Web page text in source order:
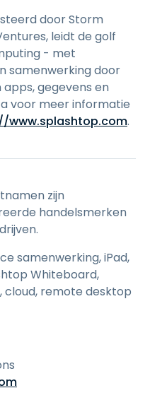
door Storm
leidt de golf
- met
samenwerking door
gegevens en
voor meer informatie
www.splashtop.com.
zijn
handelsmerken
samenwerking, iPad,
Whiteboard,
remote desktop